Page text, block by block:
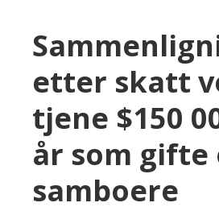
etter skatt
tjene $150
år som gifte
samboere